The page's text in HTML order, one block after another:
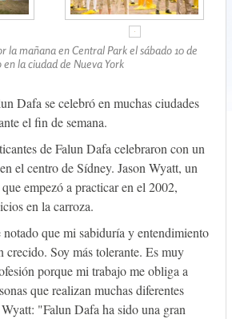
la mañana en Central Park el sábado 10 de
en la ciudad de Nueva York
Dafa se celebró en muchas ciudades
el fin de semana.
de Falun Dafa celebraron con un
el centro de Sídney. Jason Wyatt, un
empezó a practicar en el 2002,
en la carroza.
que mi sabiduría y entendimiento
crecido. Soy más tolerante. Es muy
porque mi trabajo me obliga a
que realizan muchas diferentes
"Falun Dafa ha sido una gran